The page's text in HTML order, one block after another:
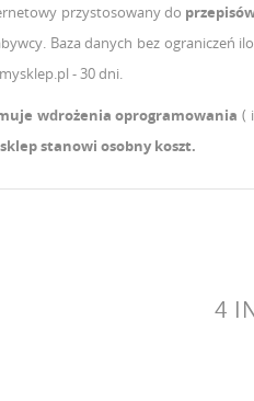
przystosowany do
Baza danych bez ograniczeń
- 30 dni.
wdrożenia oprogramowania (
stanowi osobny koszt.
4